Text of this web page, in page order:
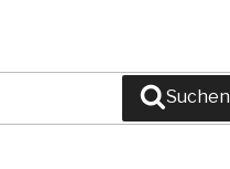
Suchen